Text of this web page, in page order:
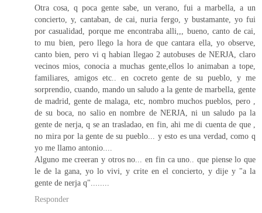
Otra cosa, q poca gente sabe, un verano, fui a marbella, a un
concierto, y, cantaban, de cai, nuria fergo, y bustamante, yo fui
por casualidad, porque me encontraba alli,,, bueno, canto de cai,
to mu bien, pero llego la hora de que cantara ella, yo observe,
canto bien, pero vi q habian llegao 2 autobuses de NERJA, claro
vecinos mios, conocia a muchas gente,ellos lo animaban a tope,
familiares, amigos etc.. en cocreto gente de su pueblo, y me
sorprendio, cuando, mando un saludo a la gente de marbella, gente
de madrid, gente de malaga, etc, nombro muchos pueblos, pero ,
de su boca, no salio en nombre de NERJA, ni un saludo pa la
gente de nerja, q se an trasladao, en fin, ahi me di cuenta de que ,
no mira por la gente de su pueblo... y esto es una verdad, como q
yo me llamo antonio....
Alguno me creeran y otros no... en fin ca uno.. que piense lo que
le de la gana, yo lo vivi, y crite en el concierto, y dije y "a la
gente de nerja q"........
Responder